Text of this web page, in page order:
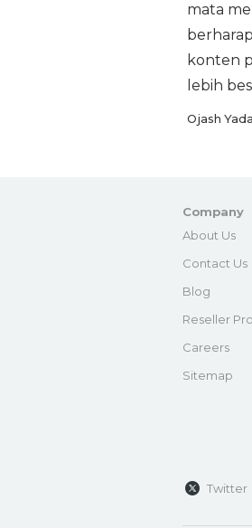
mata
konten
lebih
Ojash
Company
About Us
Contact Us
Blog
Reseller
Careers
Sitemap
Twitter